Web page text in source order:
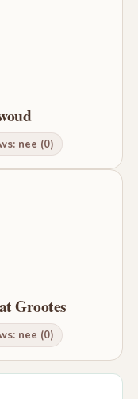
nee (0)
Grootes
nee (0)